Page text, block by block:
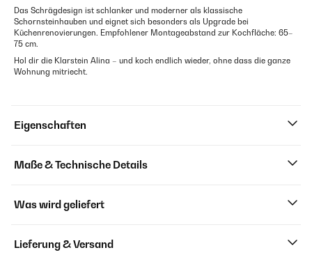
Das Schrägdesign ist schlanker und moderner als klassische
Schornsteinhauben und eignet sich besonders als Upgrade bei
Küchenrenovierungen. Empfohlener Montageabstand zur Kochfläche: 65–
75 cm.
Hol dir die Klarstein Alina – und koch endlich wieder, ohne dass die ganze
Wohnung mitriecht.
Eigenschaften
Maße & Technische Details
Was wird geliefert
Lieferung & Versand